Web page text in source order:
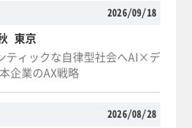
2026/09/18
東京
ティックな自律型社会へAI×デ
企業のAX戦略
2026/08/28